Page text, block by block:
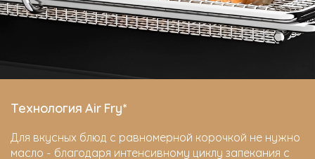
Технология Air Fry*
Для вкусных блюд с равномерной корочкой не нужно
масло - благодаря интенсивному циклу запекания с